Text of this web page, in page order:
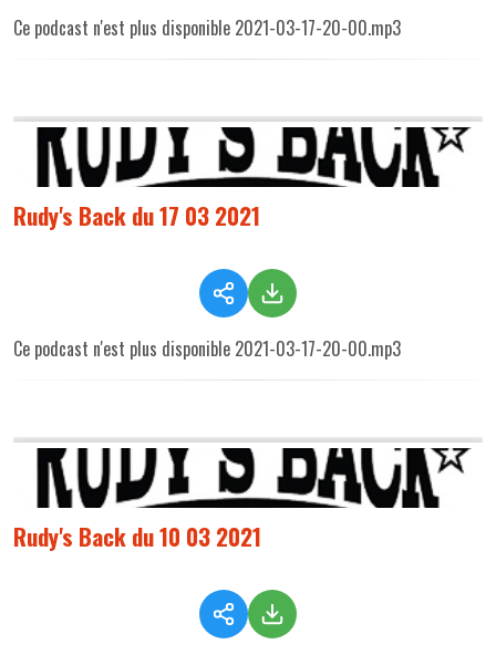
Ce podcast n'est plus disponible 2021-03-17-20-00.mp3
Rudy's Back du 17 03 2021
Ce podcast n'est plus disponible 2021-03-17-20-00.mp3
Rudy's Back du 10 03 2021